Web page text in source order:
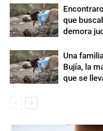
que
demora
Una
Bujía, la
que se